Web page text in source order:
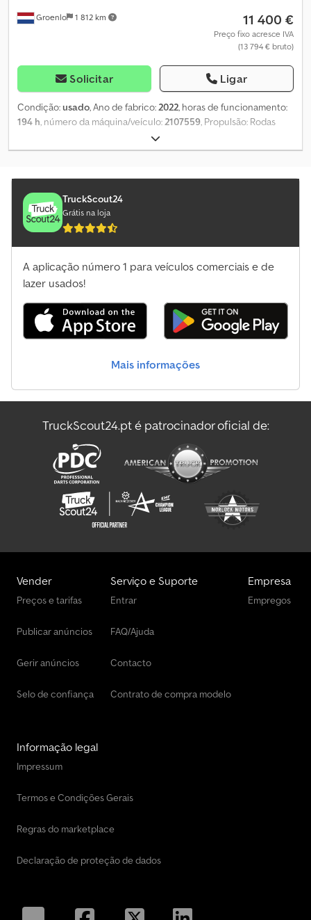
Groenlo 1 812 km 11 400 €
Preço fixo acresce IVA
(13 794 € bruto)
Solicitar Ligar
Condição:usado, Ano de fabrico:2022, horas de funcionamento:
194 h, número da máquina/veículo:2107559, Propulsão: Rodas
Peso em vazio: 2.160 kg Capacidade de elevação: 230 kg Altura de
trabalho: 1.000 cm Dimensões do compartimento de carga: 231 x
Dsdpfx Akowubi Aobock
TruckScout24
Grátis na loja
A aplicação número 1 para veículos comerciais e de
lazer usados!
Mais informações
TruckScout24.pt é patrocinador oficial de:
Vender
Preços e tarifas
Publicar anúncios
Gerir anúncios
Selo de confiança
Serviço e Suporte
Entrar
FAQ/Ajuda
Contacto
Contrato de compra modelo
Empresa
Empregos
Informação legal
Impressum
Termos e Condições Gerais
Regras do marketplace
Declaração de proteção de dados